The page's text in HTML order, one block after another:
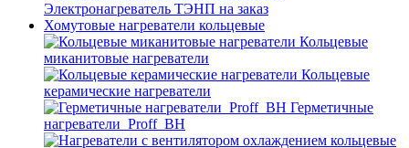
Электронагреватель ТЭНП на заказ
Хомутовые нагреватели кольцевые
Кольцевые
миканитовые нагреватели
Кольцевые
керамические нагреватели
Герметичные
нагреватели_Proff_BH